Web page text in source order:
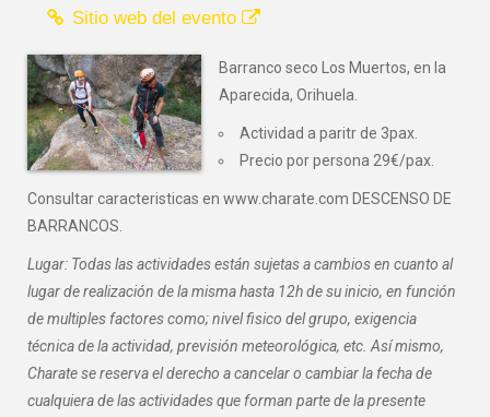
Sitio web del evento
Barranco seco Los Muertos, en la
Aparecida, Orihuela.
Actividad a paritr de 3pax.
Precio por persona 29€/pax.
Consultar caracteristicas en www.charate.com DESCENSO DE
BARRANCOS.
Lugar: Todas las actividades están sujetas a cambios en cuanto al
lugar de realización de la misma hasta 12h de su inicio, en función
de multiples factores como; nivel fisico del grupo, exigencia
técnica de la actividad, previsión meteorológica, etc. Así mismo,
Charate se reserva el derecho a cancelar o cambiar la fecha de
cualquiera de las actividades que forman parte de la presente